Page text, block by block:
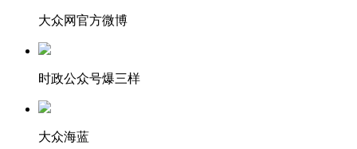
大众网官方微博
时政公众号爆三样
大众海蓝